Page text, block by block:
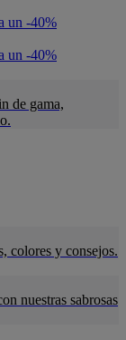
un -40%
un -40%
de gama,
colores y consejos.
nuestras sabrosas